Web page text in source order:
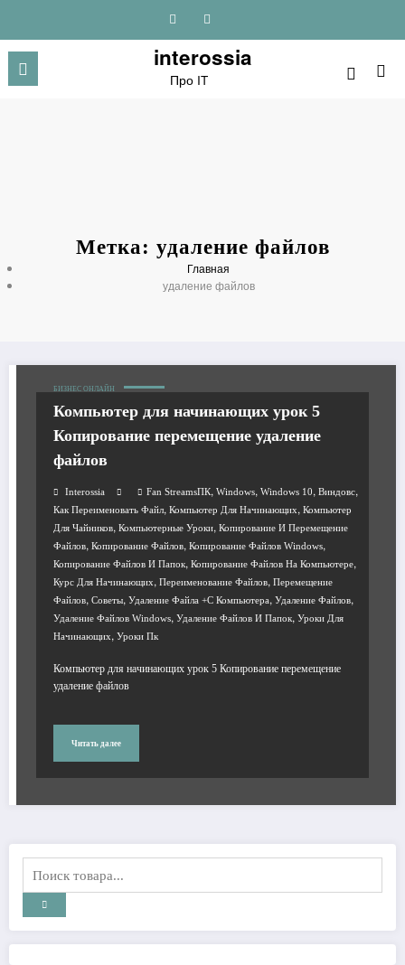
содержимому
interossia
Про IT
Метка: удаление файлов
Главная
удаление файлов
БИЗНЕС ОНЛАЙН
Компьютер для начинающих урок 5
Копирование перемещение удаление
файлов
Interossia Fan StreamsПК, Windows, Windows 10, Виндовс,
Как Переименовать Файл, Компьютер Для Начинающих, Компьютер
Для Чайников, Компьютерные Уроки, Копирование И Перемещение
Файлов, Копирование Файлов, Копирование Файлов Windows,
Копирование Файлов И Папок, Копирование Файлов На Компьютере,
Курс Для Начинающих, Переименование Файлов, Перемещение
Файлов, Советы, Удаление Файла +с Компьютера, Удаление Файлов,
Удаление Файлов Windows, Удаление Файлов И Папок, Уроки Для
Начинающих, Уроки Пк
Компьютер для начинающих урок 5 Копирование перемещение
удаление файлов
Читать далее